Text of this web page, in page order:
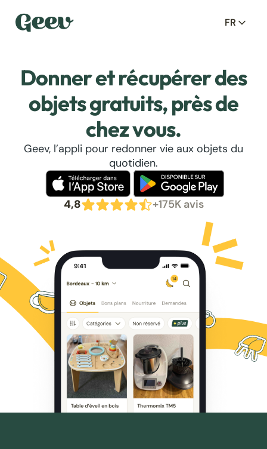
FR
Donner et récupérer des
objets gratuits, près de
chez vous.
Geev, l’appli pour redonner vie aux objets du
quotidien.
4,8 +175K avis